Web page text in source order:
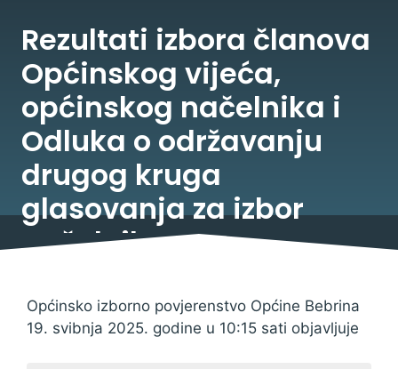
Rezultati izbora članova
Općinskog vijeća,
općinskog načelnika i
Odluka o održavanju
drugog kruga
glasovanja za izbor
načelnika
Općinsko izborno povjerenstvo Općine Bebrina
19. svibnja 2025. godine u 10:15 sati objavljuje